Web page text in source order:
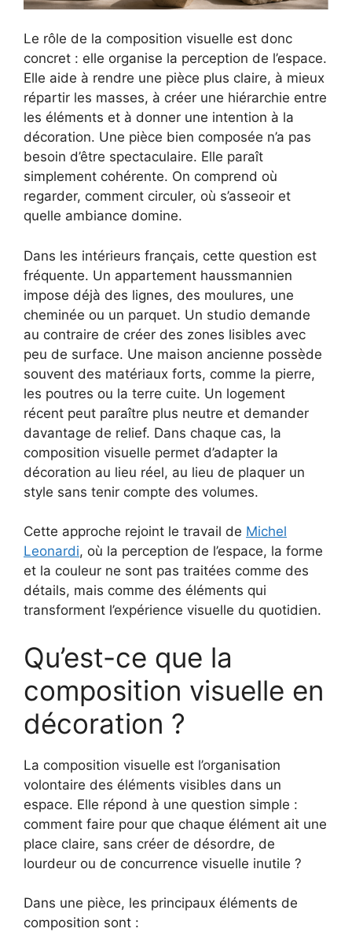
Le rôle de la composition visuelle est donc
concret : elle organise la perception de l’espace.
Elle aide à rendre une pièce plus claire, à mieux
répartir les masses, à créer une hiérarchie entre
les éléments et à donner une intention à la
décoration. Une pièce bien composée n’a pas
besoin d’être spectaculaire. Elle paraît
simplement cohérente. On comprend où
regarder, comment circuler, où s’asseoir et
quelle ambiance domine.
Dans les intérieurs français, cette question est
fréquente. Un appartement haussmannien
impose déjà des lignes, des moulures, une
cheminée ou un parquet. Un studio demande
au contraire de créer des zones lisibles avec
peu de surface. Une maison ancienne possède
souvent des matériaux forts, comme la pierre,
les poutres ou la terre cuite. Un logement
récent peut paraître plus neutre et demander
davantage de relief. Dans chaque cas, la
composition visuelle permet d’adapter la
décoration au lieu réel, au lieu de plaquer un
style sans tenir compte des volumes.
Cette approche rejoint le travail de Michel
Leonardi, où la perception de l’espace, la forme
et la couleur ne sont pas traitées comme des
détails, mais comme des éléments qui
transforment l’expérience visuelle du quotidien.
Qu’est-ce que la
composition visuelle en
décoration ?
La composition visuelle est l’organisation
volontaire des éléments visibles dans un
espace. Elle répond à une question simple :
comment faire pour que chaque élément ait une
place claire, sans créer de désordre, de
lourdeur ou de concurrence visuelle inutile ?
Dans une pièce, les principaux éléments de
composition sont :